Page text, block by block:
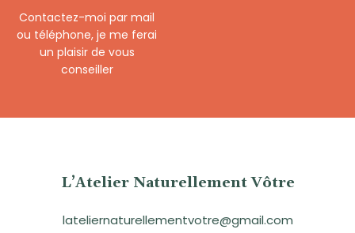
Contactez-moi par mail
ou téléphone, je me ferai
un plaisir de vous
conseiller
L’Atelier Naturellement Vôtre
lateliernaturellementvotre@gmail.com